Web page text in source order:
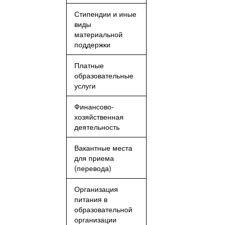
Стипендии и иные
виды
материальной
поддержки
Платные
образовательные
услуги
Финансово-
хозяйственная
деятельность
Вакантные места
для приема
(перевода)
Организация
питания в
образовательной
организации